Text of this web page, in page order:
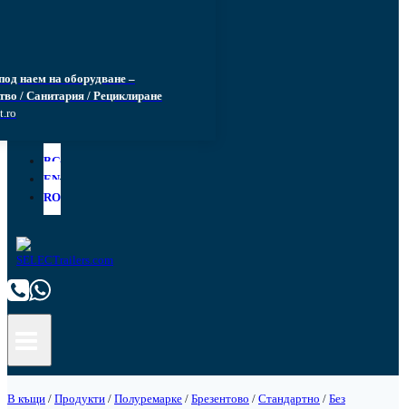
наем на оборудване –
/ Санитария / Рециклиране
BG
EN
RO
В къщи / Продукти / Полуремарке / Брезентово / Стандартно / Без